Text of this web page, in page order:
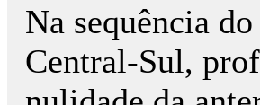
Na sequência
Central-Sul,